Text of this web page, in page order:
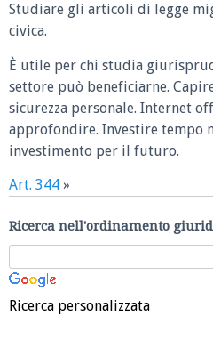
Studiare gli articoli di legge
civica.
È utile per chi studia
settore può beneficiarne.
sicurezza personale. Internet
approfondire. Investire tempo
investimento per il futuro.
Art. 344 »
Ricerca nell'ordinamento
Ricerca personalizzata